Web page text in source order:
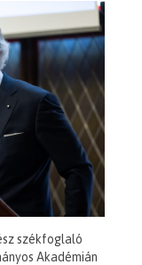
székfoglaló
Akadémián